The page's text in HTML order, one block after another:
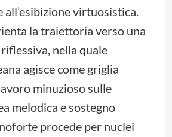
all’esibizione virtuosistica.
la traiettoria verso una
nella quale
agisce come griglia
minuzioso sulle
melodica e sostegno
procede per nuclei